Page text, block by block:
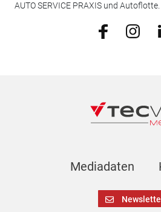
AUTO SERVICE PRAXIS und Autoflotte.
Mediadaten